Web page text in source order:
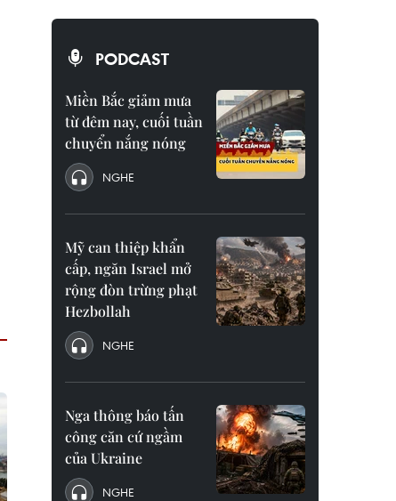
PODCAST
Miền Bắc giảm mưa
từ đêm nay, cuối tuần
chuyển nắng nóng
NGHE
Mỹ can thiệp khẩn
cấp, ngăn Israel mở
rộng đòn trừng phạt
Hezbollah
NGHE
Nga thông báo tấn
công căn cứ ngầm
của Ukraine
NGHE